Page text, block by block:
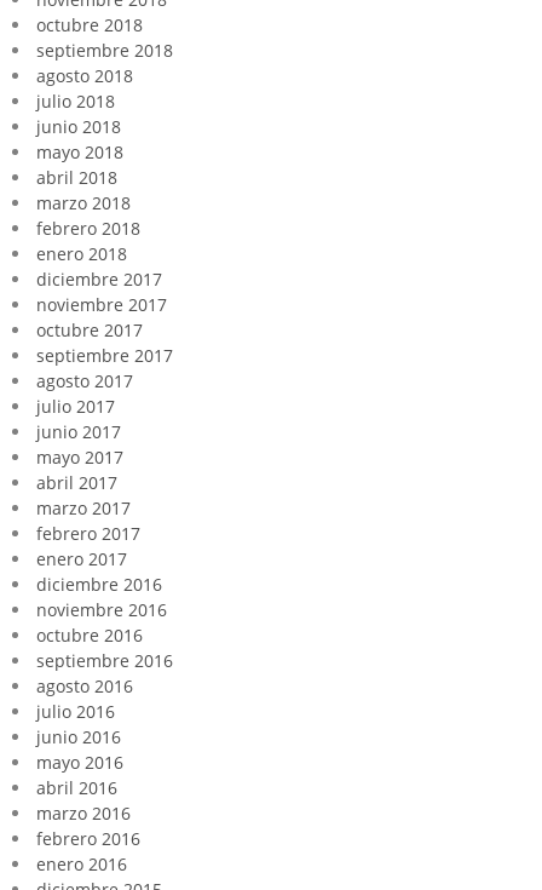
octubre 2018
septiembre 2018
agosto 2018
julio 2018
junio 2018
mayo 2018
abril 2018
marzo 2018
febrero 2018
enero 2018
diciembre 2017
noviembre 2017
octubre 2017
septiembre 2017
agosto 2017
julio 2017
junio 2017
mayo 2017
abril 2017
marzo 2017
febrero 2017
enero 2017
diciembre 2016
noviembre 2016
octubre 2016
septiembre 2016
agosto 2016
julio 2016
junio 2016
mayo 2016
abril 2016
marzo 2016
febrero 2016
enero 2016